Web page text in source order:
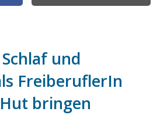
und
FreiberuflerIn
bringen